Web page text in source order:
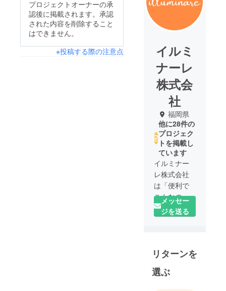
プロジェクトオーナーの承
認後に掲載されます。承認
された内容を削除すること
はできません。
※投稿する際の注意点
イルミ
ナーレ
株式会
社
福岡県
他に28件の
プロジェク
トを掲載し
ています
イルミナー
レ株式会社
は「便利で
こんなの欲
しかった」
という商品
インに事業
る会社で
メッセー
ジを送る
リターンを
選ぶ